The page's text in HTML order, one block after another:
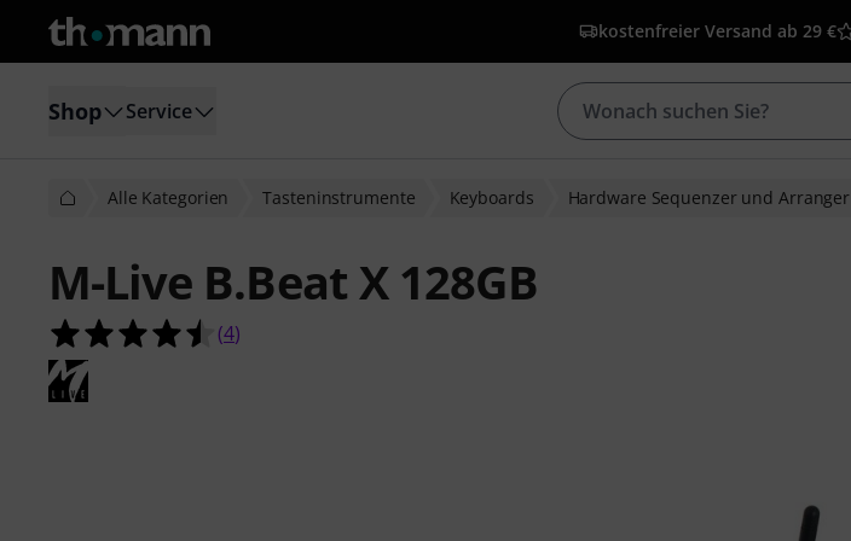
kostenfreier Versand ab 29 €
Shop Service
Alle Kategorien Tasteninstrumente Keyboards Hardware Sequenzer und Arranger
M-Live B.Beat X 128GB
4.5 von 5 Sternen aus 4 Kundenbewertungen
(4)